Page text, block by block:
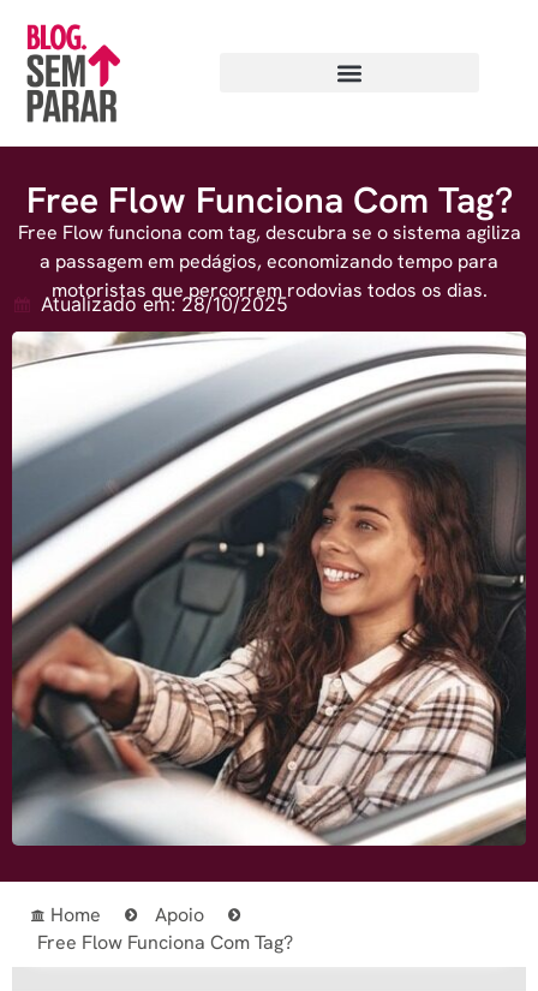
Free Flow Funciona Com Tag?
Free Flow funciona com tag, descubra se o sistema agiliza
a passagem em pedágios, economizando tempo para
motoristas que percorrem rodovias todos os dias.
Atualizado em: 28/10/2025
Home
Apoio
Free Flow Funciona Com Tag?